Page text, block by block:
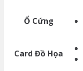
Ổ Cứng
Card Đồ Họa